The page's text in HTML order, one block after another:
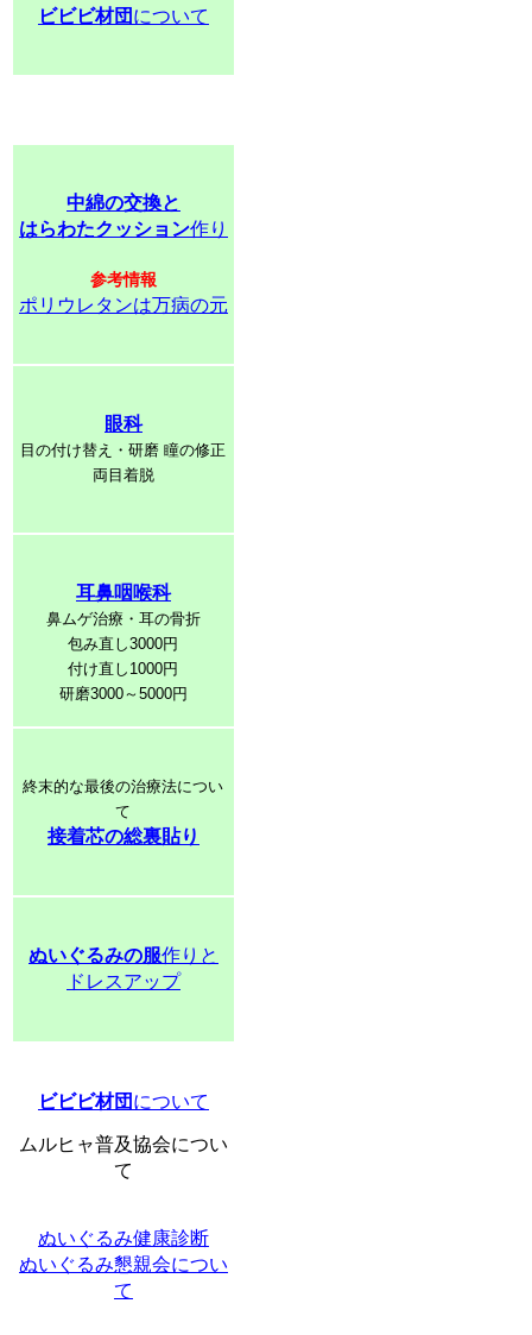
ビビビ材団 について
中綿の交換と
はらわたクッション作り
参考情報
ポリウレタンは万病の元
眼科
目の付け替え・研磨 瞳の修正
両目着脱
耳鼻咽喉科
鼻ムゲ治療・耳の骨折
包み直し3000円
付け直し1000円
研磨3000～5000円
終末的な最後の治療法につい
て
接着芯の総裏貼り
ぬいぐるみの服作りと
ドレスアップ
ビビビ材団 について
ムルヒャ普及協会につい
て
ぬいぐるみ健康診断
ぬいぐるみ懇親会につい
て